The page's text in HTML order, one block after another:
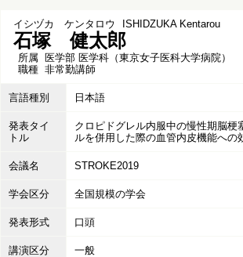
イシヅカ ケンタロウ ISHIDZUKA Kentarou
石塚 健太郎
所属 医学部 医学科（東京女子医科大学病院）
職種 非常勤講師
言語種別 日本語
発表タイ
トル
クロピドグレル内服中の慢性期脳梗
ルを併用した際の血管内皮機能への
会議名 STROKE2019
学会区分 全国規模の学会
発表形式 口頭
講演区分 一般